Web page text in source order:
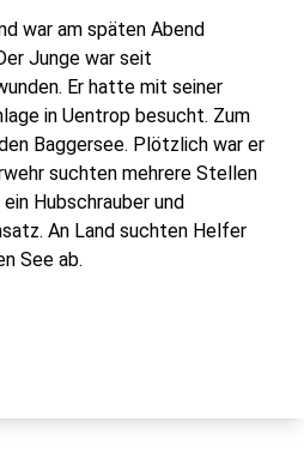
war am späten Abend
Junge war seit
Er hatte mit seiner
in Uentrop besucht. Zum
Baggersee. Plötzlich war er
suchten mehrere Stellen
Hubschrauber und
An Land suchten Helfer
See ab.